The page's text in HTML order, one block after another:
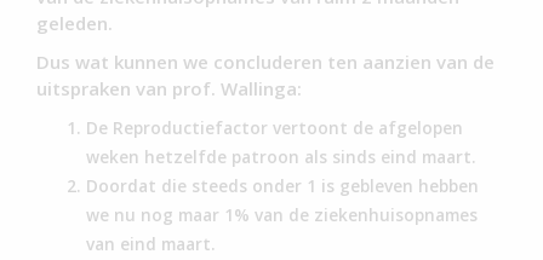
geleden.
Dus wat kunnen we concluderen ten aanzien van de
uitspraken van prof. Wallinga:
De Reproductiefactor vertoont de afgelopen
weken hetzelfde patroon als sinds eind maart.
Doordat die steeds onder 1 is gebleven hebben
we nu nog maar 1% van de ziekenhuisopnames
van eind maart.